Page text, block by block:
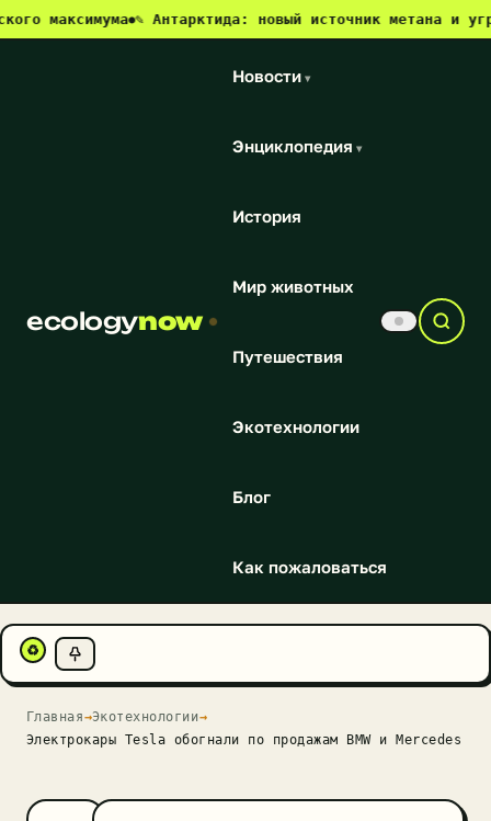
●✎ Антарктида: новый источник метана и угроза для
ecologynow
Новости ▾
Энциклопедия ▾
История
Мир животных
Путешествия
Экотехнологии
Блог
Как пожаловаться
♻
Главная→Экотехнологии→
Электрокары Tesla обогнали по продажам BMW и Mercedes